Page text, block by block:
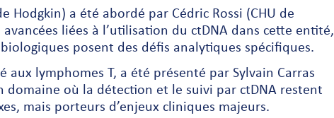
Hodgkin) a été abordé par Cédric Rossi (CHU de
liées à l’utilisation du ctDNA dans cette entité,
posent des défis analytiques spécifiques.
aux lymphomes T, a été présenté par Sylvain Carras
domaine où la détection et le suivi par ctDNA restent
mais porteurs d’enjeux cliniques majeurs.